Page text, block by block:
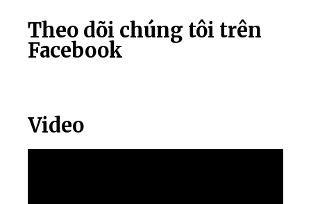
Theo dõi chúng tôi trên
Facebook
Video